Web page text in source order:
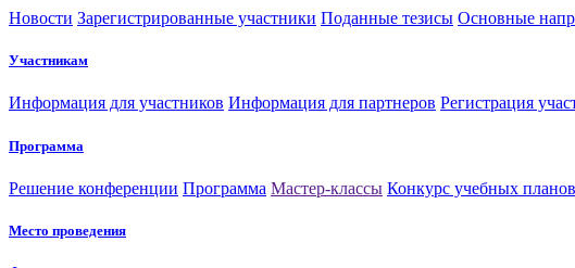
Новости Зарегистрированные участники Поданные тезисы Основные
Участникам
Информация для участников Информация для партнеров Регистрация
Программа
Решение конференции Программа Мастер-классы Конкурс учебных планов
Место проведения